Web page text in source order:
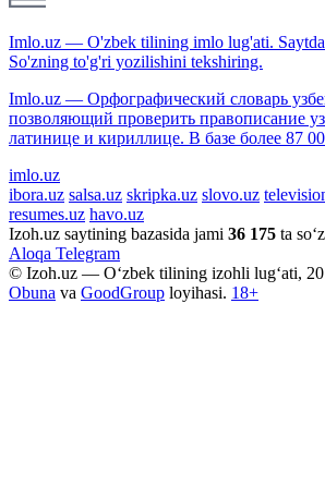
Imlo.uz — O'zbek tilining imlo lug'ati. Saytda
So'zning to'g'ri yozilishini tekshiring.
Imlo.uz — Орфографический словарь
позволяющий проверить правописание
латинице и кириллице. В базе более 87
imlo.uz
ibora.uz salsa.uz skripka.uz slovo.uz
resumes.uz havo.uz
Izoh.uz saytining bazasida jami 36 175 ta
Aloqa Telegram
© Izoh.uz — O‘zbek tilining izohli lug‘ati,
Obuna va GoodGroup loyihasi. 18+